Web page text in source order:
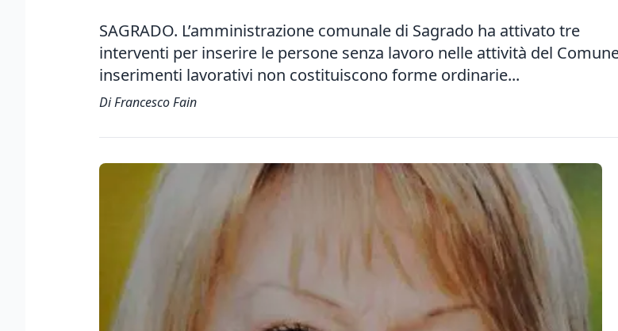
SAGRADO. L’amministrazione comunale di Sagrado ha attivato tre
interventi per inserire le persone senza lavoro nelle attività del
inserimenti lavorativi non costituiscono forme ordinarie...
Di Francesco Fain